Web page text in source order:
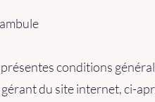
présentes conditions
gérant du site internet, ci-